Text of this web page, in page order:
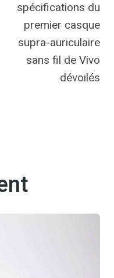
spécifications du
premier casque
supra-auriculaire
sans fil de Vivo
dévoilés